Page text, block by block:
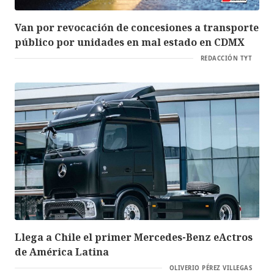
Van por revocación de concesiones a transporte
público por unidades en mal estado en CDMX
REDACCIÓN TYT
Llega a Chile el primer Mercedes-Benz eActros
de América Latina
OLIVERIO PÉREZ VILLEGAS